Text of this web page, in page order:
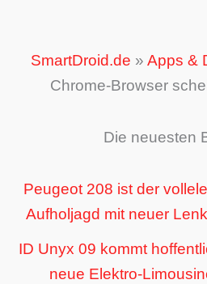
SmartDroid.de » Apps &
Chrome-Browser
Die neuesten
Peugeot 208 ist der
Aufholjagd mit neuer
ID Unyx 09 kommt
neue Elektro-